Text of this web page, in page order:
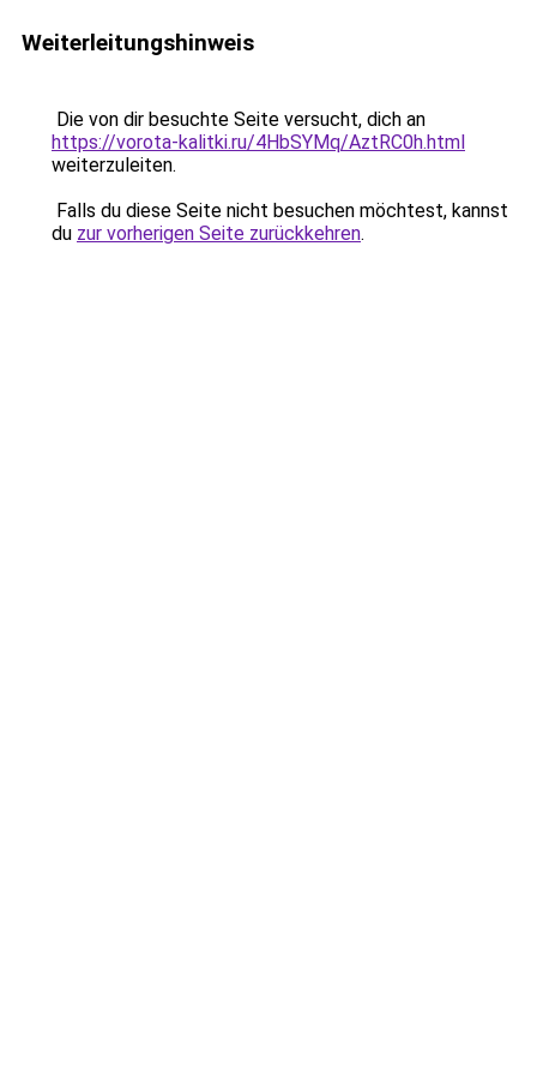
Weiterleitungshinweis
Die von dir besuchte Seite versucht, dich an
https://vorota-kalitki.ru/4HbSYMq/AztRC0h.html
weiterzuleiten.
Falls du diese Seite nicht besuchen möchtest, kannst
du zur vorherigen Seite zurückkehren.